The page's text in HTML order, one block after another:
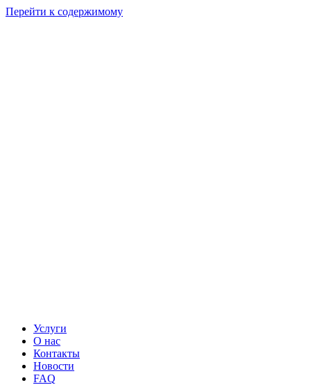
Перейти к содержимому
Услуги
О нас
Контакты
Новости
FAQ